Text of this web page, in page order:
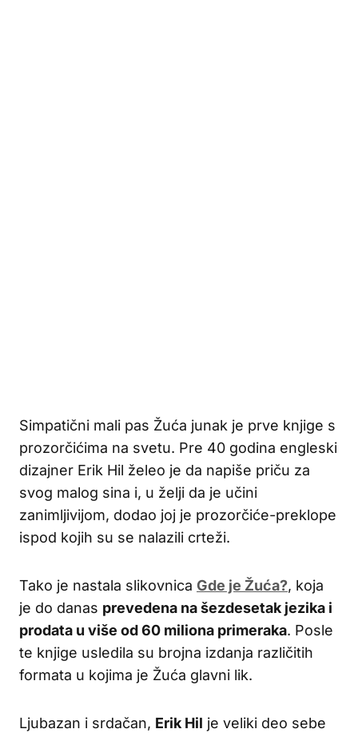
Simpatični mali pas Žuća junak je prve knjige s
prozorčićima na svetu. Pre 40 godina engleski
dizajner Erik Hil želeo je da napiše priču za
svog malog sina i, u želji da je učini
zanimljivijom, dodao joj je prozorčiće-preklope
ispod kojih su se nalazili crteži.
Tako je nastala slikovnica Gde je Žuća?, koja
je do danas prevedena na šezdesetak jezika i
prodata u više od 60 miliona primeraka. Posle
te knjige usledila su brojna izdanja različitih
formata u kojima je Žuća glavni lik.
Ljubazan i srdačan, Erik Hil je veliki deo sebe